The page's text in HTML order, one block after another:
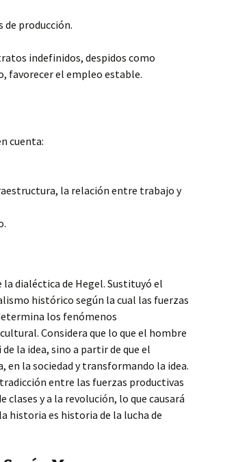
de producción.
indefinidos, despidos como
favorecer el empleo estable.
cuenta:
la relación entre trabajo y
dialéctica de Hegel. Sustituyó el
histórico según la cual las fuerzas
los fenómenos
Considera que lo que el hombre
la idea, sino a partir de que el
en la sociedad y transformando la idea.
entre las fuerzas productivas
clases y a la revolución, lo que causará
historia es historia de la lucha de